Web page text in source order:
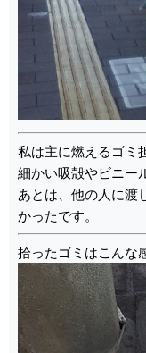
私は主に燃えるゴミ
細かい吸殻やビニー
あとは、他の人に渡
かったです。
拾ったゴミはこんな